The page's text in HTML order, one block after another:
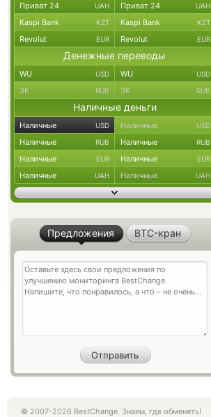
Приват 24 UAH Приват 24 UAH
Kaspi Bank KZT Kaspi Bank KZT
Revolut EUR Revolut EUR
Денежные переводы
WU USD WU USD
ЗК RUB ЗК RUB
Наличные деньги
Наличные USD Наличные USD
Наличные RUB Наличные RUB
Наличные EUR Наличные EUR
Наличные UAH Наличные UAH
Предложения BTC-кран
© 2007-2026 BestChange. Знаем, где обменять!